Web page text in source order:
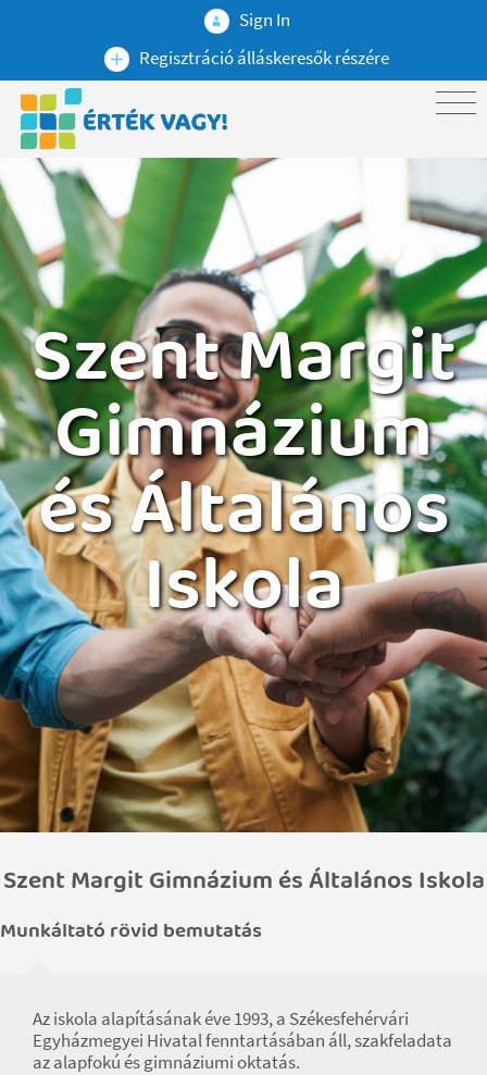
Sign In
Regisztráció álláskeresők részére
Szent Margit
Gimnázium
és Általános
Iskola
Szent Margit Gimnázium és Általános Iskola
Munkáltató rövid bemutatás
Az iskola alapításának éve 1993, a Székesfehérvári
Egyházmegyei Hivatal fenntartásában áll, szakfeladata
az alapfokú és gimnáziumi oktatás.